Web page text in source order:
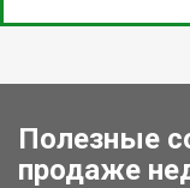
Полезные
продаже